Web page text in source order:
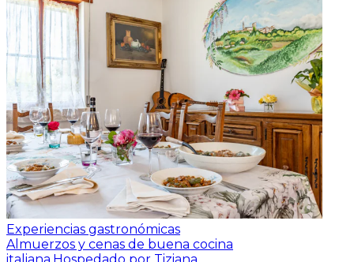
Experiencias gastronómicas
Almuerzos y cenas de buena cocina